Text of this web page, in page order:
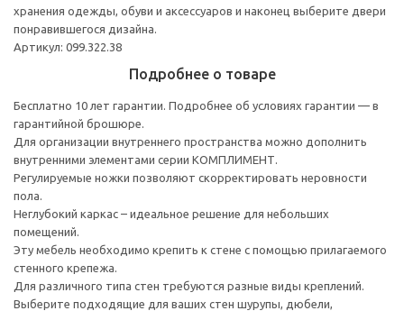
хранения одежды, обуви и аксессуаров и наконец выберите двери
понравившегося дизайна.
Артикул: 099.322.38
Подробнее о товаре
Бесплатно 10 лет гарантии. Подробнее об условиях гарантии — в
гарантийной брошюре.
Для организации внутреннего пространства можно дополнить
внутренними элементами серии КОМПЛИМЕНТ.
Регулируемые ножки позволяют скорректировать неровности
пола.
Неглубокий каркас – идеальное решение для небольших
помещений.
Эту мебель необходимо крепить к стене с помощью прилагаемого
стенного крепежа.
Для различного типа стен требуются разные виды креплений.
Выберите подходящие для ваших стен шурупы, дюбели,